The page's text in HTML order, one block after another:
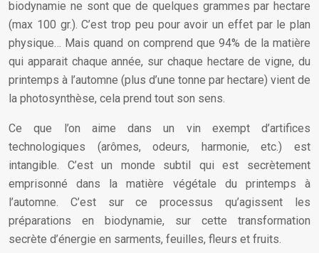
biodynamie ne sont que de quelques grammes par hectare
(max 100 gr.). C’est trop peu pour avoir un effet par le plan
physique… Mais quand on comprend que 94% de la matière
qui apparait chaque année, sur chaque hectare de vigne, du
printemps à l’automne (plus d’une tonne par hectare) vient de
la photosynthèse, cela prend tout son sens.
Ce que l’on aime dans un vin exempt d’artifices
technologiques (arômes, odeurs, harmonie, etc.) est
intangible. C’est un monde subtil qui est secrètement
emprisonné dans la matière végétale du printemps à
l’automne. C’est sur ce processus qu’agissent les
préparations en biodynamie, sur cette transformation
secrète d’énergie en sarments, feuilles, fleurs et fruits.